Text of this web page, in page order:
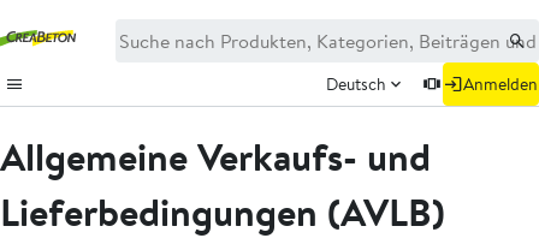
Deutsch Anmelden
Allgemeine Verkaufs- und
Lieferbedingungen (AVLB)